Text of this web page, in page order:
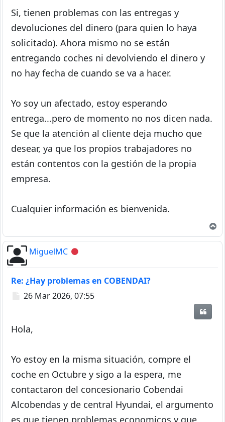
Si, tienen problemas con las entregas y
devoluciones del dinero (para quien lo haya
solicitado). Ahora mismo no se están
entregando coches ni devolviendo el dinero y
no hay fecha de cuando se va a hacer.
Yo soy un afectado, estoy esperando
entrega...pero de momento no nos dicen nada.
Se que la atención al cliente deja mucho que
desear, ya que los propios trabajadores no
están contentos con la gestión de la propia
empresa.
Cualquier información es bienvenida.
MiguelMC Desconectado
Re: ¿Hay problemas en COBENDAI?
Mensaje
26 Mar 2026, 07:55
Hola,
Yo estoy en la misma situación, compre el
coche en Octubre y sigo a la espera, me
contactaron del concesionario Cobendai
Alcobendas y de central Hyundai, el argumento
es que tienen problemas economicos y que